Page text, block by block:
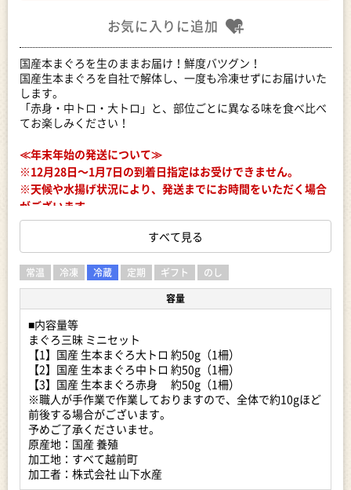
お気に入りに追加
国産本まぐろを生のままお届け！鮮度バツグン！
国産生本まぐろを自社で解体し、一度も冷凍せずにお届けいた
します。
「赤身・中トロ・大トロ」と、部位ごとに異なる味を食べ比べ
てお楽しみください！
≪年末年始の発送について≫
※12月28日～1月7日の到着日指定はお受けできません。
※天候や水揚げ状況により、発送までにお時間をいただく場合
がございます。
誠に勝手ではございますが、予めご了承ください。
▼ ご寄附の前に必ずご確認ください ▼
消費期限が大変短い返礼品となります。
寄附者様ご都合での受取不可・返品・交換のご対応は致しかね
ます。
▼ 配送日に関する事前連絡は行っておりません ▼
（1）お届け希望日がある場合、第1希望日から第3希望日まで
お受けいたします。ご寄附お申し込み時の【備考欄】にご記入
ください。
※「月曜」「木曜」「祝日の翌日」はご指定いただけません。
※お申し込み日から『7日以降』のお日にちでご指定くださ
い。
※【備考欄】に必ずご連絡の取れやすい【電話番号/メールアド
レス】をご記入ください。
すべて見る
常温 冷凍 冷蔵 定期 ギフト
のし
容量
■内容量等
まぐろ三昧 ミニセット
【1】国産 生本まぐろ大トロ 約50g（1柵）
【2】国産 生本まぐろ中トロ 約50g（1柵）
【3】国産 生本まぐろ赤身 約50g（1柵）
※職人が手作業で作業しておりますので、全体で約10gほど
前後する場合がございます。
予めご了承くださいませ。
原産地：国産 養殖
加工地：すべて越前町
加工者：株式会社 山下水産